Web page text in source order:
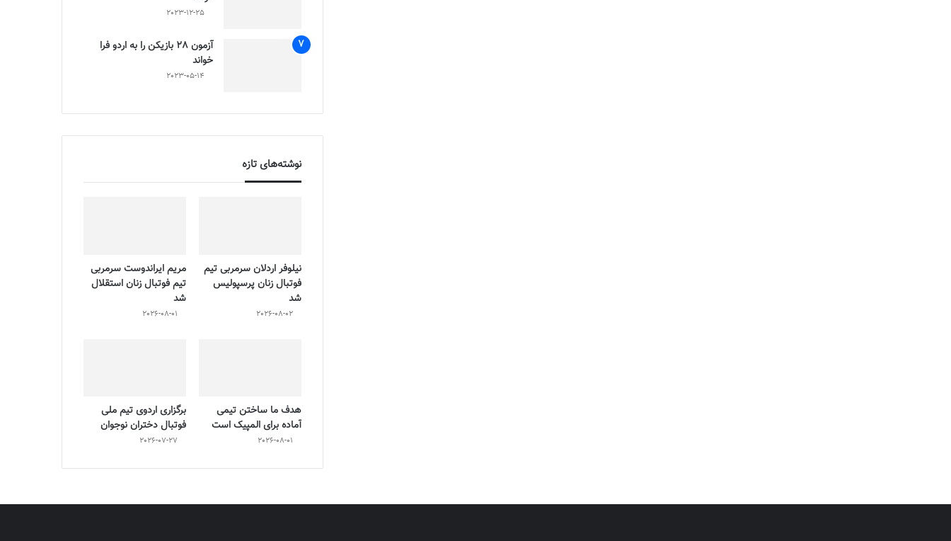
2023-12-25
آزمون 28 بازیکن را به اردو فرا
خواند
2023-05-14
نوشته‌های تازه
نیلوفر اردلان سرمربی تیم
فوتبال زنان پرسپولیس
شد
2026-08-02
مریم ایراندوست سرمربی
تیم فوتبال زنان استقلال
شد
2026-08-01
هدف ما ساختن تیمی
آماده برای المپیک است
2026-08-01
برگزاری اردوی تیم ملی
فوتبال دختران نوجوان
2026-07-27